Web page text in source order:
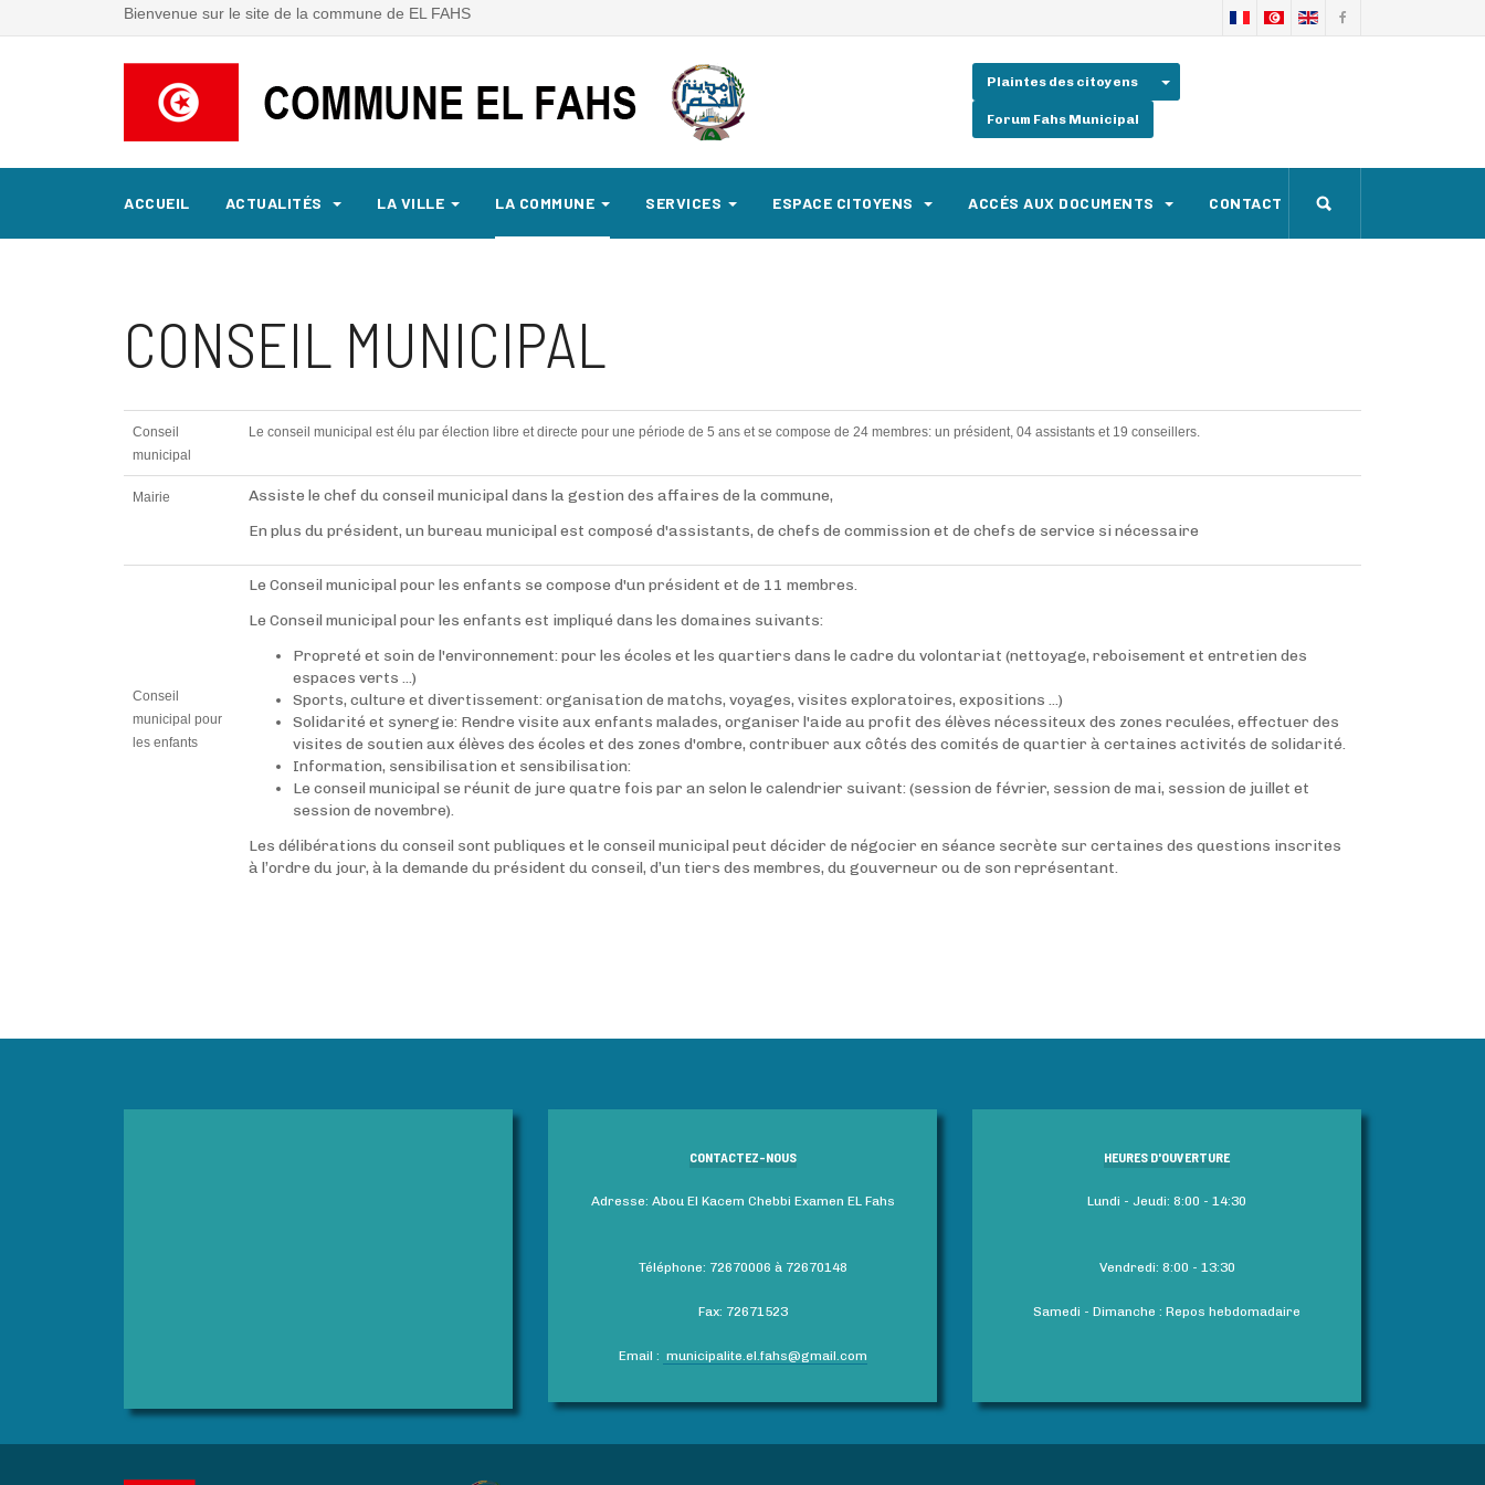
Bienvenue sur le site de la commune de EL FAHS
Plaintes des citoyens
Forum Fahs Municipal
ACCUEIL ACTUALITÉS LA VILLE LA COMMUNE SERVICES ESPACE CITOYENS ACCÉS AUX DOCUMENTS CONTACT
CONSEIL MUNICIPAL
Conseil
municipal
Le conseil municipal est élu par élection libre et directe pour une période de 5 ans et se compose de 24 membres: un président, 04 assistants et 19 conseillers.
Mairie
Assiste le chef du conseil municipal dans la gestion des affaires de la commune,
En plus du président, un bureau municipal est composé d'assistants, de chefs de commission et de chefs de service si nécessaire
Conseil
municipal pour
les enfants
Le Conseil municipal pour les enfants se compose d'un président et de 11 membres.
Le Conseil municipal pour les enfants est impliqué dans les domaines suivants:
Propreté et soin de l'environnement: pour les écoles et les quartiers dans le cadre du volontariat (nettoyage, reboisement et entretien des
espaces verts ...)
Sports, culture et divertissement: organisation de matchs, voyages, visites exploratoires, expositions ...)
Solidarité et synergie: Rendre visite aux enfants malades, organiser l'aide au profit des élèves nécessiteux des zones reculées, effectuer des
visites de soutien aux élèves des écoles et des zones d'ombre, contribuer aux côtés des comités de quartier à certaines activités de solidarité.
Information, sensibilisation et sensibilisation:
Le conseil municipal se réunit de jure quatre fois par an selon le calendrier suivant: (session de février, session de mai, session de juillet et
session de novembre).
Les délibérations du conseil sont publiques et le conseil municipal peut décider de négocier en séance secrète sur certaines des questions inscrites
à l’ordre du jour, à la demande du président du conseil, d’un tiers des membres, du gouverneur ou de son représentant.
CONTACTEZ-NOUS
Adresse: Abou El Kacem Chebbi Examen EL Fahs
Téléphone: 72670006 à 72670148
Fax: 72671523
Email : municipalite.el.fahs@gmail.com
HEURES D'OUVERTURE
Lundi - Jeudi: 8:00 - 14:30
Vendredi: 8:00 - 13:30
Samedi - Dimanche : Repos hebdomadaire